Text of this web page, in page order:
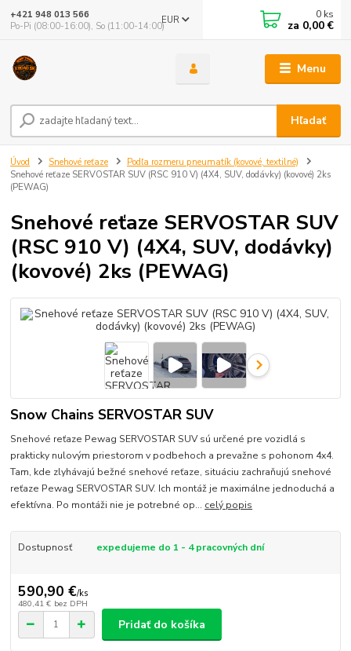
Menu
EUR
Hľadať
+421 948 013 566
Po-Pi (08:00-16:00), So (11:00-14:00)
0 ks
za 0,00 €
Úvod Snehové reťaze
Podľa rozmeru pneumatík (kovové, textilné)
Snehové reťaze SERVOSTAR SUV (RSC 910 V) (4X4, SUV, dodávky) (kovové) 2ks
(PEWAG)
Snehové reťaze SERVOSTAR SUV
(RSC 910 V) (4X4, SUV, dodávky)
(kovové) 2ks (PEWAG)
Snow Chains SERVOSTAR SUV
Snehové reťaze Pewag SERVOSTAR SUV sú určené pre vozidlá s
prakticky nulovým priestorom v podbehoch a prevažne s pohonom 4x4.
Tam, kde zlyhávajú bežné snehové reťaze, situáciu zachraňujú snehové
reťaze Pewag SERVOSTAR SUV. Ich montáž je maximálne jednoduchá a
efektívna. Po montáži nie je potrebné op... celý popis
Dostupnosť expedujeme do 1 - 4 pracovných dní
590,90 €/ks
480,41 € bez DPH
Pridať do košíka